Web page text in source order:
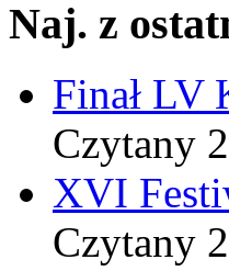
Naj. z
Finał LV
Czytany
XVI
Czytany